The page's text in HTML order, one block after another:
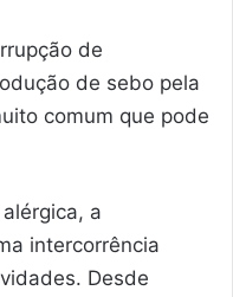
de
de sebo pela
comum que pode
a
intercorrência
Desde